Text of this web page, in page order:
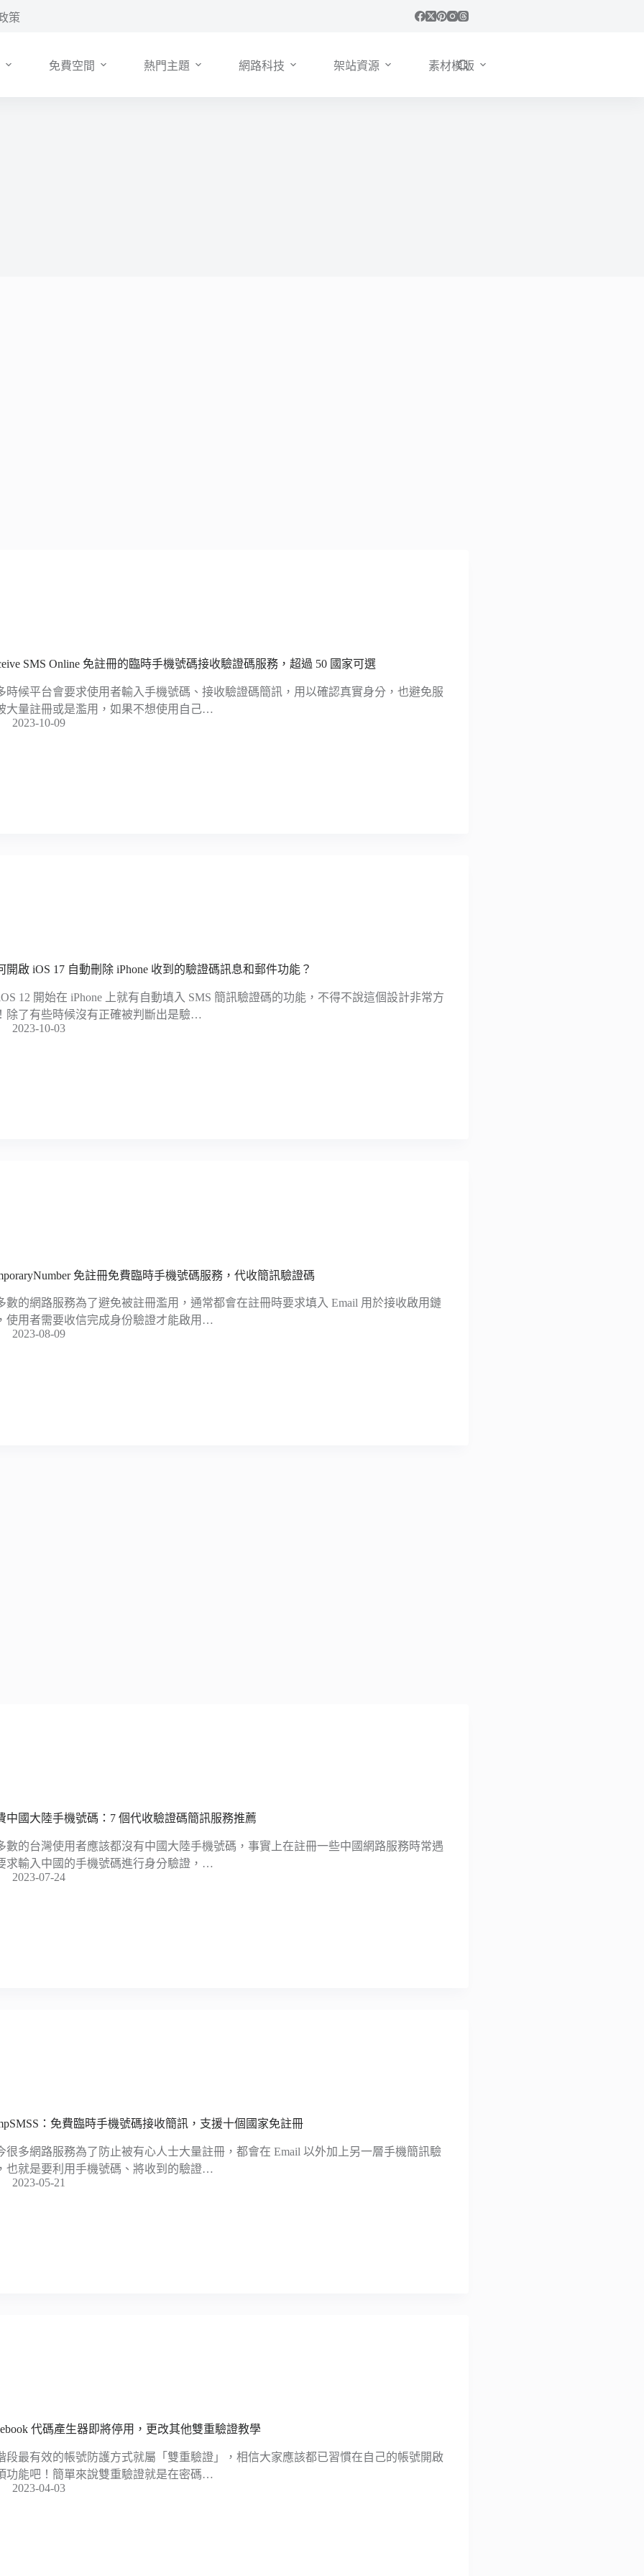
策
免費空間 熱門主題 網路科技 架站資源 素材模版
SMS Online 免註冊的臨時手機號碼接收驗證碼服務，超過 50 國家可選
時候平台會要求使用者輸入手機號碼、接收驗證碼簡訊，用以確認真實身分，也避免服
大量註冊或是濫用，如果不想使用自己…
2023-10-09
開啟 iOS 17 自動刪除 iPhone 收到的驗證碼訊息和郵件功能？
12 開始在 iPhone 上就有自動填入 SMS 簡訊驗證碼的功能，不得不說這個設計非常方
除了有些時候沒有正確被判斷出是驗…
2023-10-03
免註冊免費臨時手機號碼服務，代收簡訊驗證碼
數的網路服務為了避免被註冊濫用，通常都會在註冊時要求填入 Email 用於接收啟用鏈
使用者需要收信完成身份驗證才能啟用…
2023-08-09
中國大陸手機號碼：7 個代收驗證碼簡訊服務推薦
數的台灣使用者應該都沒有中國大陸手機號碼，事實上在註冊一些中國網路服務時常遇
求輸入中國的手機號碼進行身分驗證，…
2023-07-24
：免費臨時手機號碼接收簡訊，支援十個國家免註冊
很多網路服務為了防止被有心人士大量註冊，都會在 Email 以外加上另一層手機簡訊驗
也就是要利用手機號碼、將收到的驗證…
2023-05-21
代碼產生器即將停用，更改其他雙重驗證教學
段最有效的帳號防護方式就屬「雙重驗證」，相信大家應該都已習慣在自己的帳號開啟
功能吧！簡單來說雙重驗證就是在密碼…
2023-04-03